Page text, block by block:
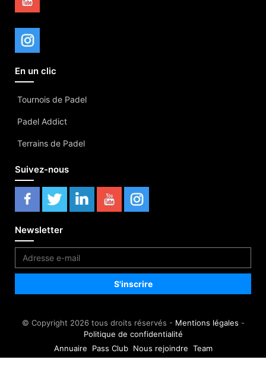
En un clic
Tournois de Padel
Padel Addict
Terrains de Padel
Suivez-nous
Newsletter
© Copyright 2026 tous droits réservés - Mentions légales -
Politique de confidentialité
Annuaire
Pass Club Nous rejoindre Team